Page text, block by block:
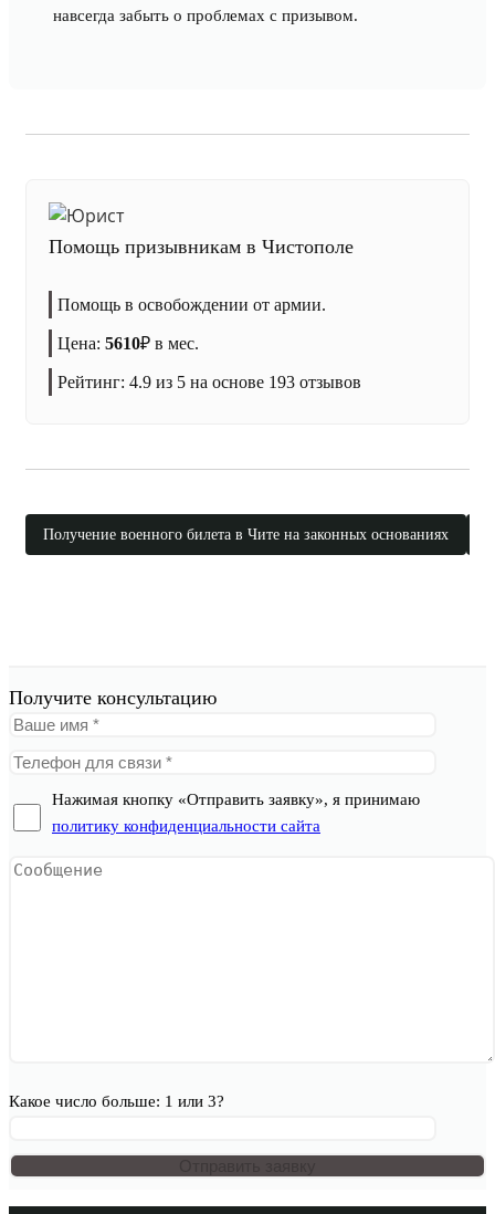
навсегда забыть о проблемах с призывом.
Помощь призывникам в Чистополе
Помощь в освобождении от армии.
Цена: 5610₽ в мес.
Рейтинг: 4.9 из 5 на основе 193 отзывов
Получение военного билета в Чите на законных основаниях
Получите консультацию
Нажимая кнопку «Отправить заявку», я принимаю
политику конфиденциальности сайта
Какое число больше: 1 или 3?